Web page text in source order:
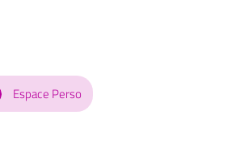
Espace Perso